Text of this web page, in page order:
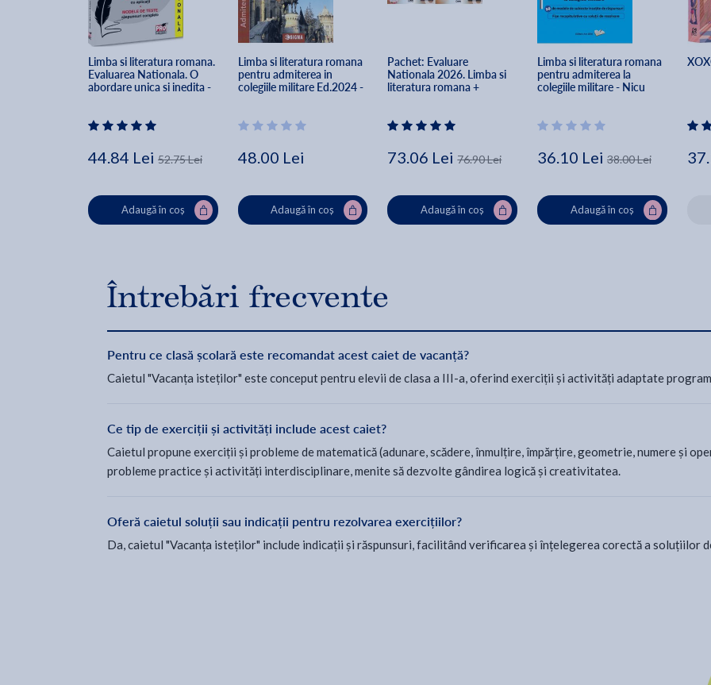
Limba si literatura romana.
Evaluarea Nationala. O
abordare unica si inedita -
44.84 Lei 52.75 Lei
Adaugă în coș
Limba si literatura romana
pentru admiterea in
colegiile militare Ed.2024 -
Cristina Pretorian, Irina-
48.00 Lei
Adaugă în coș
Pachet: Evaluare
Nationala 2026. Limba si
literatura romana +
Georgiana Andreea Nistor,
Ileana Popescu
73.06 Lei 76.90 Lei
Adaugă în coș
Limba si literatura romana
pentru admiterea la
colegiile militare - Nicu
36.10 Lei 38.00 Lei
Adaugă în coș
Întrebări frecvente
Pentru ce clasă școlară este recomandat acest caiet de vacanță?
Caietul "Vacanța isteților" este conceput pentru elevii de clasa a III-a, oferind exerciții și activități adaptate
Ce tip de exerciții și activități include acest caiet?
Caietul propune exerciții și probleme de matematică (adunare, scădere, înmulțire, împărțire, geometrie, numere și
probleme practice și activități interdisciplinare, menite să dezvolte gândirea logică și creativitatea.
Oferă caietul soluții sau indicații pentru rezolvarea exercițiilor?
Da, caietul "Vacanța isteților" include indicații și răspunsuri, facilitând verificarea și înțelegerea corectă a soluțiilor